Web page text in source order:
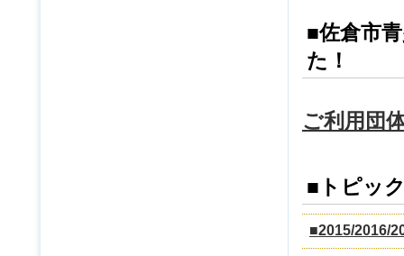
■佐倉市
た！
ご利用団
■トピッ
■2015/2016/